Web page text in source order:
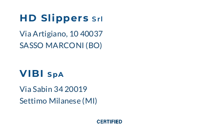
HD Slippers Srl
Via Artigiano, 10 40037
SASSO MARCONI (BO)
VIBI SpA
Via Sabin 34 20019
Settimo Milanese (MI)